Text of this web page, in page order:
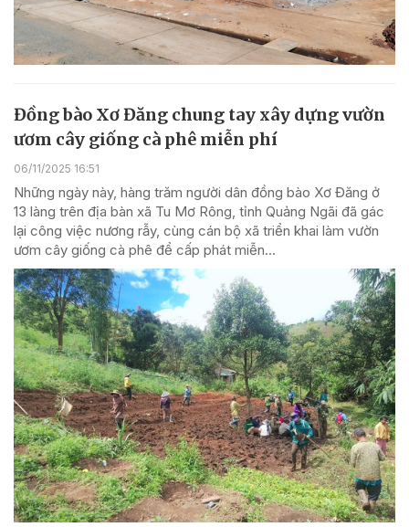
Đồng bào Xơ Đăng chung tay xây dựng vườn
ươm cây giống cà phê miễn phí
06/11/2025 16:51
Những ngày này, hàng trăm người dân đồng bào Xơ Đăng ở
13 làng trên địa bàn xã Tu Mơ Rông, tỉnh Quảng Ngãi đã gác
lại công việc nương rẫy, cùng cán bộ xã triển khai làm vườn
ươm cây giống cà phê để cấp phát miễn...